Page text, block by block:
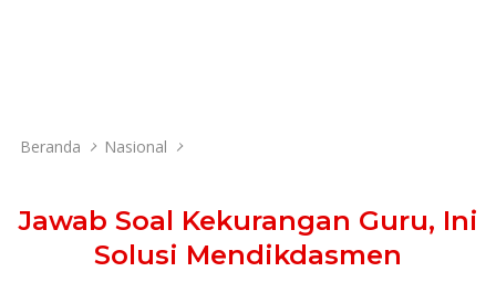
Beranda Nasional
Jawab Soal Kekurangan Guru, Ini
Solusi Mendikdasmen